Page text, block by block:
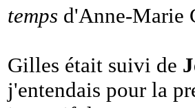
temps d'Anne-Marie
Gilles était suivi de
j'entendais pour la